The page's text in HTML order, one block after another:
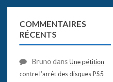
COMMENTAIRES
RÉCENTS
Bruno dans Une pétition
contre l’arrêt des disques PS5